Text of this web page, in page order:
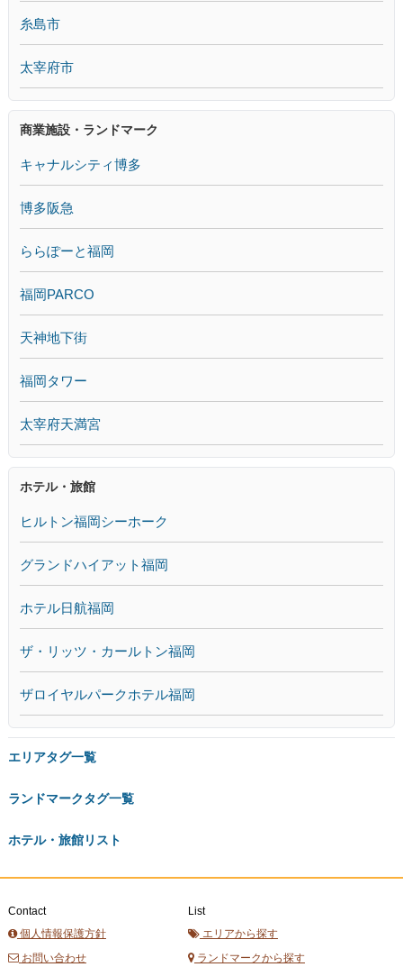
糸島市
太宰府市
商業施設・ランドマーク
キャナルシティ博多
博多阪急
ららぽーと福岡
福岡PARCO
天神地下街
福岡タワー
太宰府天満宮
ホテル・旅館
ヒルトン福岡シーホーク
グランドハイアット福岡
ホテル日航福岡
ザ・リッツ・カールトン福岡
ザロイヤルパークホテル福岡
エリアタグ一覧
ランドマークタグ一覧
ホテル・旅館リスト
Contact
個人情報保護方針
お問い合わせ
List
エリアから探す
ランドマークから探す